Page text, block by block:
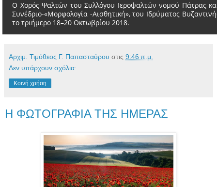
Ο Χορός Ψαλτών του Συλλόγου Ιεροψαλτών νομού Πάτρας
Συνέδριο-«Μορφολογία -Αισθητική», του Ιδρύματος
το τριήµερο 18–20 Οκτωβρίου 2018.
Αρχιμ. Τιμόθεος Γ. Παπασταύρου στις 9:46 π.μ.
Δεν υπάρχουν σχόλια:
Κοινή χρήση
Η ΦΩΤΟΓΡΑΦΙΑ ΤΗΣ ΗΜΕΡΑΣ